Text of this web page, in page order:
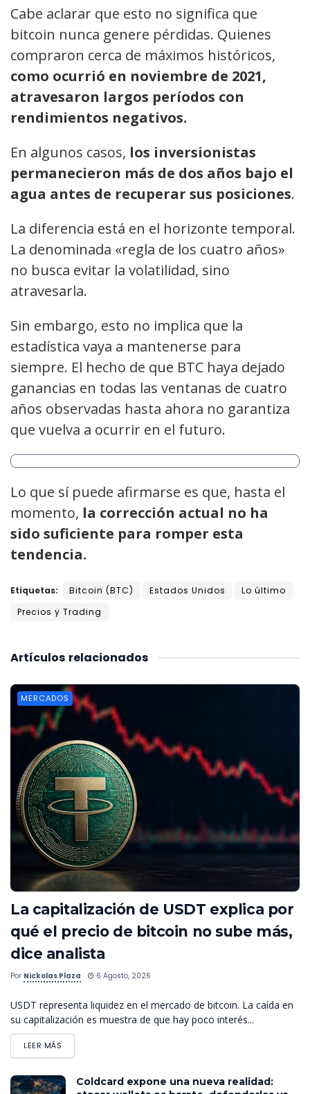
Cabe aclarar que esto no significa que
bitcoin nunca genere pérdidas. Quienes
compraron cerca de máximos históricos,
como ocurrió en noviembre de 2021,
atravesaron largos períodos con
rendimientos negativos.
En algunos casos, los inversionistas
permanecieron más de dos años bajo el
agua antes de recuperar sus posiciones.
La diferencia está en el horizonte temporal.
La denominada «regla de los cuatro años»
no busca evitar la volatilidad, sino
atravesarla.
Sin embargo, esto no implica que la
estadística vaya a mantenerse para
siempre. El hecho de que BTC haya dejado
ganancias en todas las ventanas de cuatro
años observadas hasta ahora no garantiza
que vuelva a ocurrir en el futuro.
Lo que sí puede afirmarse es que, hasta el
momento, la corrección actual no ha
sido suficiente para romper esta
tendencia.
Etiquetas: Bitcoin (BTC) Estados Unidos
Lo último
Precios y Trading
relacionados
Artículos
MERCADOS
La capitalización de USDT explica por
qué el precio de bitcoin no sube más,
dice analista
Por Nickolas Plaza 6 Agosto, 2026
USDT representa liquidez en el mercado de bitcoin. La caída en
su capitalización es muestra de que hay poco interés...
LEER MÁS
Coldcard expone una nueva realidad: